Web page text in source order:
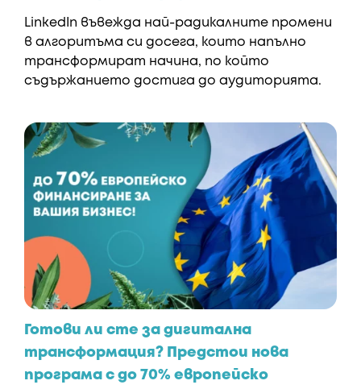
LinkedIn въвежда най-радикалните промени
в алгоритъма си досега, които напълно
трансформират начина, по който
съдържанието достига до аудиторията.
Готови ли сте за дигитална
трансформация? Предстои нова
програма с до 70% европейско